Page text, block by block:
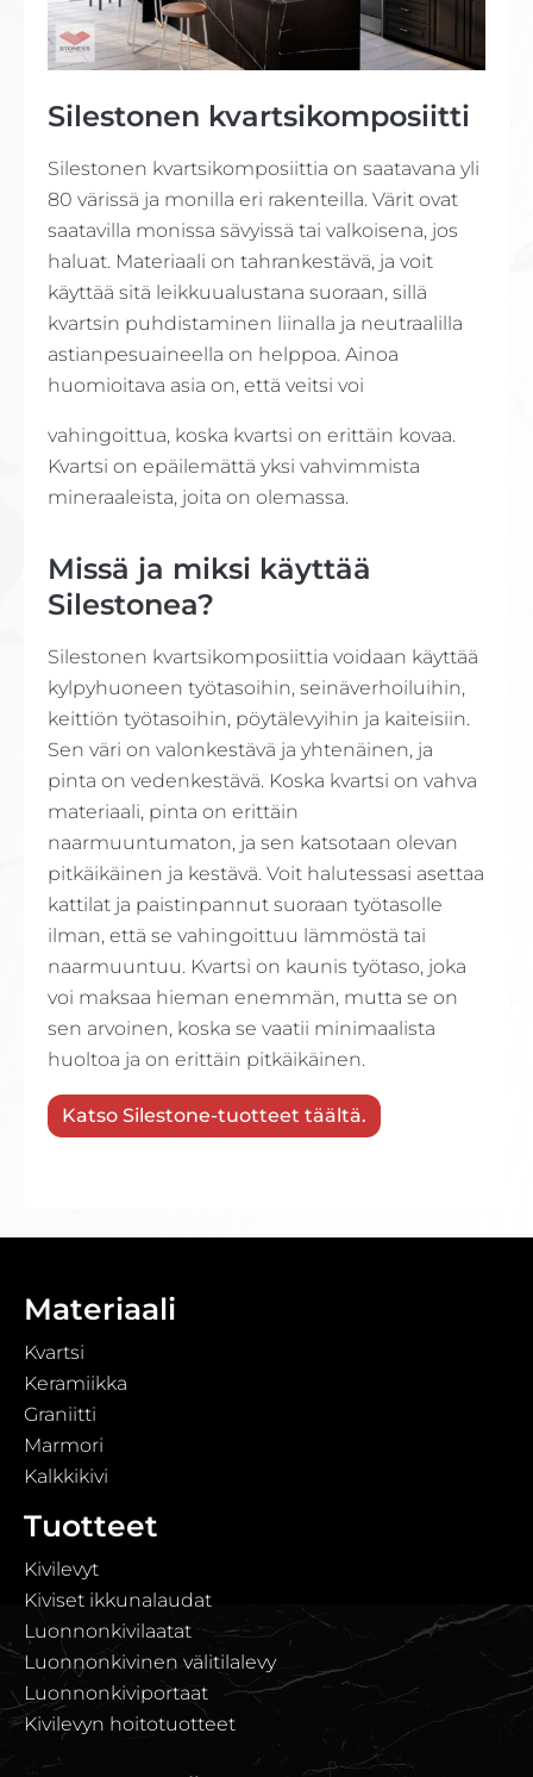
Silestonen kvartsikomposiitti
Silestonen kvartsikomposiittia on saatavana yli
80 värissä ja monilla eri rakenteilla. Värit ovat
saatavilla monissa sävyissä tai valkoisena, jos
haluat. Materiaali on tahrankestävä, ja voit
käyttää sitä leikkuualustana suoraan, sillä
kvartsin puhdistaminen liinalla ja neutraalilla
astianpesuaineella on helppoa. Ainoa
huomioitava asia on, että veitsi voi
vahingoittua, koska kvartsi on erittäin kovaa.
Kvartsi on epäilemättä yksi vahvimmista
mineraaleista, joita on olemassa.
Missä ja miksi käyttää
Silestonea?
Silestonen kvartsikomposiittia voidaan käyttää
kylpyhuoneen työtasoihin, seinäverhoiluihin,
keittiön työtasoihin, pöytälevyihin ja kaiteisiin.
Sen väri on valonkestävä ja yhtenäinen, ja
pinta on vedenkestävä. Koska kvartsi on vahva
materiaali, pinta on erittäin
naarmuuntumaton, ja sen katsotaan olevan
pitkäikäinen ja kestävä. Voit halutessasi asettaa
kattilat ja paistinpannut suoraan työtasolle
ilman, että se vahingoittuu lämmöstä tai
naarmuuntuu. Kvartsi on kaunis työtaso, joka
voi maksaa hieman enemmän, mutta se on
sen arvoinen, koska se vaatii minimaalista
huoltoa ja on erittäin pitkäikäinen.
Katso Silestone-tuotteet täältä.
Materiaali
Kvartsi
Keramiikka
Graniitti
Marmori
Kalkkikivi
Tuotteet
Kivilevyt
Kiviset ikkunalaudat
Luonnonkivilaatat
Luonnonkivinen välitilalevy
Luonnonkiviportaat
Kivilevyn hoitotuotteet